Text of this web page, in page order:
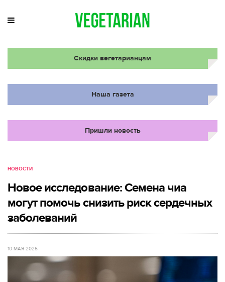
Скидки вегетарианцам
Наша газета
Пришли новость
НОВОСТИ
Новое исследование: Семена чиа
могут помочь снизить риск сердечных
заболеваний
10 МАЯ 2025